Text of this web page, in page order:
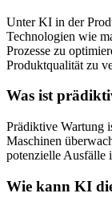
Unter KI in der
Technologien wie
Prozesse zu
Produktqualität zu
Was ist
Prädiktive Wartung
Maschinen
potenzielle Ausfälle
Wie kann KI